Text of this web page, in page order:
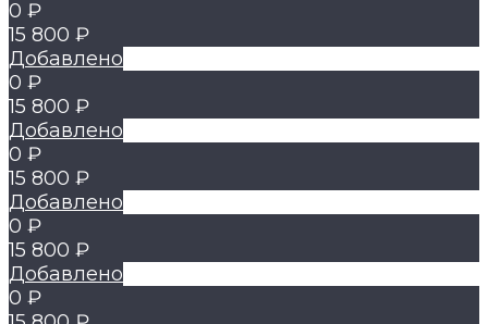
0 ₽
15 800 ₽
Добавлено
0 ₽
15 800 ₽
Добавлено
0 ₽
15 800 ₽
Добавлено
0 ₽
15 800 ₽
Добавлено
0 ₽